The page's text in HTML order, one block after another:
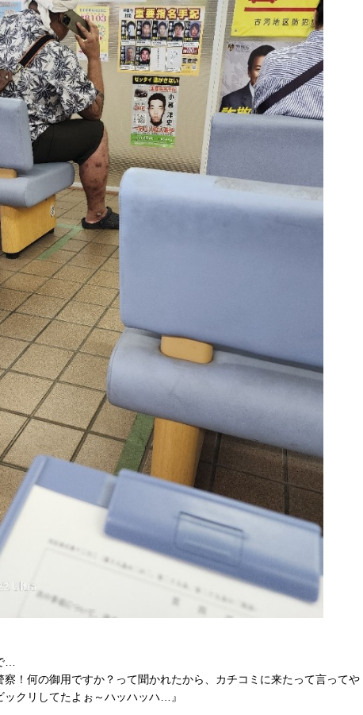
…
察！何の御用ですか？って聞かれたから、カチコミに来たって言ってや
ックリしてたよぉ～ハッハッハ…』